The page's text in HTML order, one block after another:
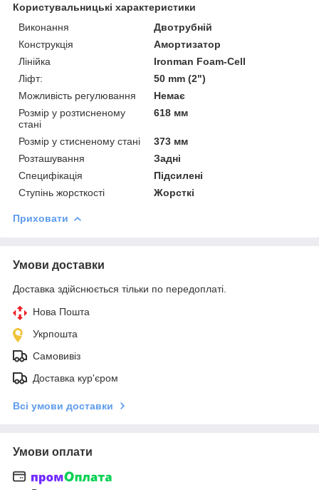
Користувальницькі характеристики
Виконання
Двотрубній
Конструкція
Амортизатор
Лінійка
Ironman Foam-Cell
Ліфт:
50 mm (2")
Можливість регулювання
Немає
Розмір у розтисненому
стані
618 мм
Розмір у стисненому стані
373 мм
Розташування
Задні
Специфікація
Підсилені
Ступінь жорсткості
Жорсткі
Приховати
Умови доставки
Доставка здійснюється тільки по передоплаті.
Нова Пошта
Укрпошта
Самовивіз
Доставка кур'єром
Всі умови доставки
Умови оплати